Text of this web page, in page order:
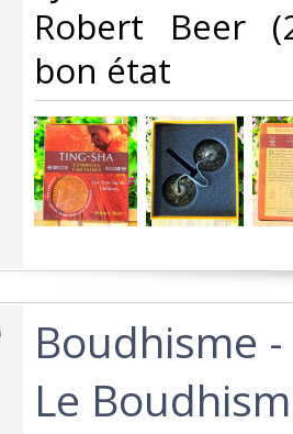
Robert Beer
bon état‎
‎Boudhisme
Le